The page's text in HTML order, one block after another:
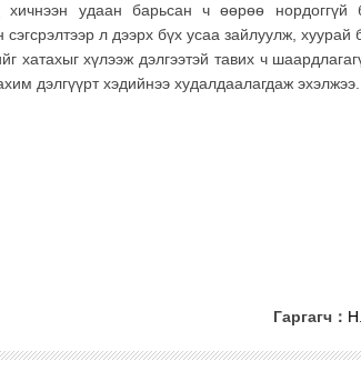
хичнээн удаан барьсан ч өөрөө нордоггүй
сэгсрэлтээр л дээрх бүх усаа зайлуулж, хуурай
хатахыг хүлээж дэлгээтэй тавих ч
дэлгүүрт хэдийнээ худалдаалагдаж эхэлжээ.
Гаргагч：